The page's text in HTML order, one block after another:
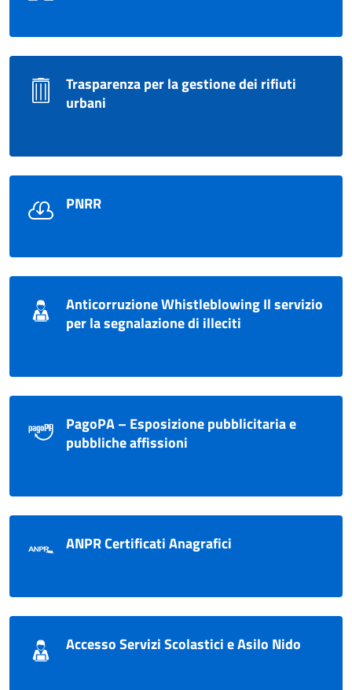
Trasparenza per la gestione dei rifiuti
urbani
PNRR
Anticorruzione Whistleblowing Il servizio
per la segnalazione di illeciti
PagoPA – Esposizione pubblicitaria e
pubbliche affissioni
ANPR Certificati Anagrafici
Accesso Servizi Scolastici e Asilo Nido